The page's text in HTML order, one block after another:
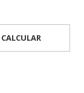
CALCULAR